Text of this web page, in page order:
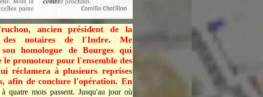
ancien président de la
des notaires de l'Indre. Me
son homologue de Bourges qui
le promoteur pour l'ensemble des
réclamera à plusieurs reprises
afin de conclure l'opération. En
quatre mois passent. Jusqu'au jour où